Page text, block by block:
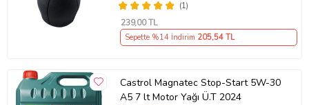
(1)
239,00 TL
Sepette %14 İndirim 205,54 TL
Castrol Magnatec Stop-Start 5W-30
A5 7 lt Motor Yağı Ü.T 2024